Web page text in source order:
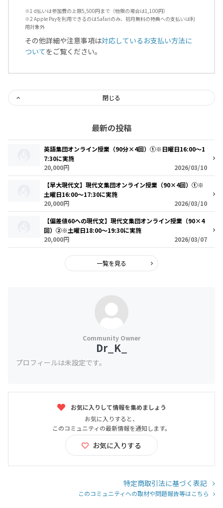
※1 d払いは参加費の上限5,500円まで（物販の場合は1,100円）
※2 Apple Payを利用できるのはSafariのみ、初月無料の特典への支払いは利
用対象外
その他詳細や注意事項は対応しているお支払い方法に
ついてをご覧ください。
閉じる
最新の投稿
英語集団オンライン授業（90分×4回）①※日曜日16:00～1
7:30に実施
20,000円
2026/03/10
【早大現代文】現代文集団オンライン授業（90×4回）①※
土曜日16:00～17:30に実施
20,000円
2026/03/10
【偏差値60への現代文】現代文集団オンライン授業（90×4
回）②※土曜日18:00～19:30に実施
20,000円
2026/03/07
一覧を見る
Dr_K_
プロフィールは未設定です。
お気に入りして情報を集めましょう
お気に入りすると、
このコミュニティの最新情報を通知します。
お気に入りする
特定商取引法に基づく表記
このコミュニティへの取材や問題報告等はこちら